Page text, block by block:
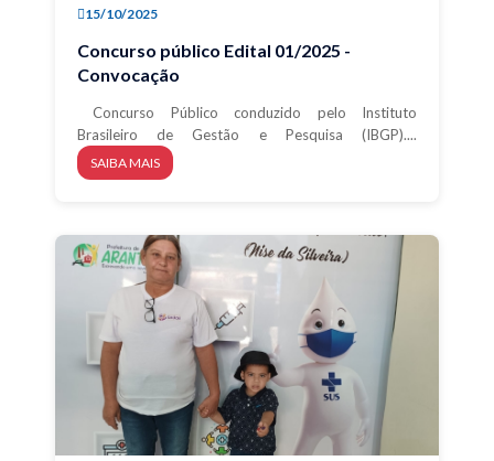
15/10/2025
Concurso público Edital 01/2025 -
Convocação
Concurso Público conduzido pelo Instituto
Brasileiro de Gestão e Pesquisa (IBGP)....
SAIBA MAIS